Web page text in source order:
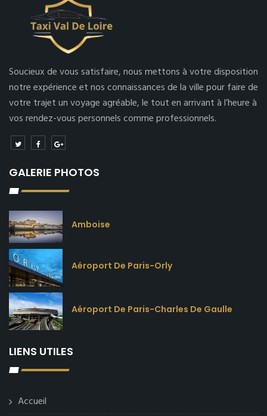
Soucieux de vous satisfaire, nous mettons à votre disposition
notre expérience et nos connaissances de la ville pour faire de
votre trajet un voyage agréable, le tout en arrivant à l’heure à
vos rendez-vous personnels comme professionnels.
GALERIE PHOTOS
Amboise
Aéroport De Paris-Orly
Aéroport De Paris-Charles De Gaulle
LIENS UTILES
Accueil